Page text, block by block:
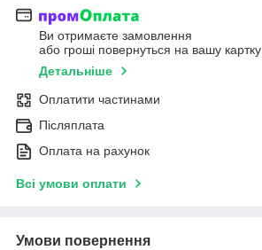
Ви отримаєте замовлення
або гроші повернуться на вашу картку
Детальніше
Оплатити частинами
Післяплата
Оплата на рахунок
Всі умови оплати
Умови повернення